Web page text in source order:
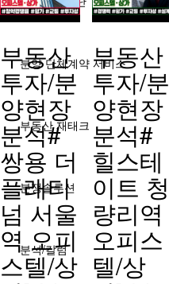
분양 단체계약 서비스
부동산 재태크
분쟁솔루션
분석/칼럼
부동산
투자/분
양현장
분석#
쌍용 더
플래티
넘 서울
역 오피
스텔/상
부동산
투자/분
양현장
분석#
힐스테
이트 청
량리역
오피스
텔/상